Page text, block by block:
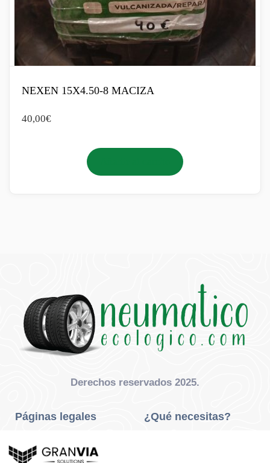
NEXEN 15X4.50-8 MACIZA
40,00€
Derechos reservados 2025.
Páginas legales
Privacidad Y Cookies
¿Qué necesitas?